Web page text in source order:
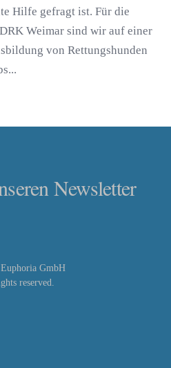
Hilfe gefragt ist. Für die
Weimar sind wir auf einer
von Rettungshunden
Newsletter
GmbH
reserved.